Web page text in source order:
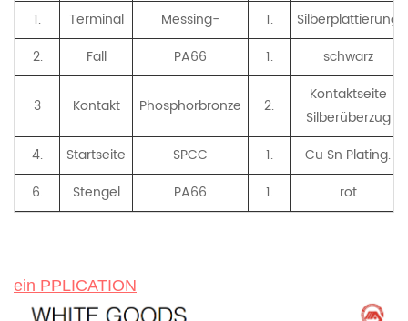
1.
Terminal Messing- 1.
Silberplattierung
2.
Fall PA66 1. schwarz
3 Kontakt Phosphorbronze 2.
Kontaktseite
Silberüberzug
4.
Startseite SPCC 1.
Cu Sn Plating.
6.
Stengel PA66 1. rot
ein PPLICATION